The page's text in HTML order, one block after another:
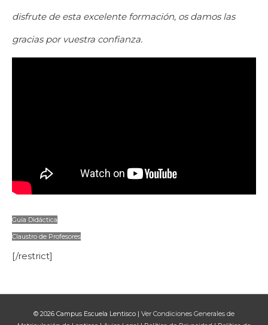
disfrute de esta excelente formación, os damos las
gracias por vuestra confianza.
Guía Didáctica
Claustro de Profesores
[/restrict]
© 2026 Campus Escuela Lentisco | Ver Condiciones Generales de